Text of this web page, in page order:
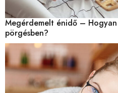
Megérdemelt énidő –
pörgésben?